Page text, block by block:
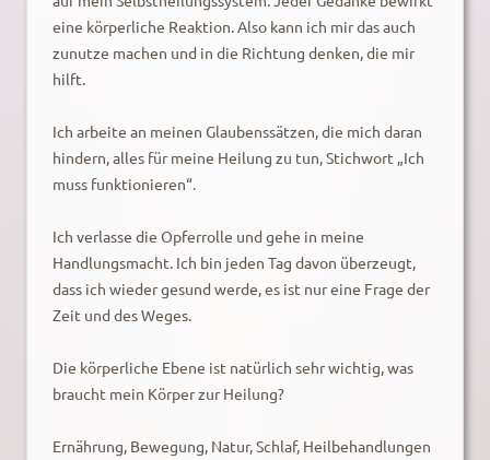
eine körperliche Reaktion. Also kann ich mir das auch
zunutze machen und in die Richtung denken, die mir
hilft.
Ich arbeite an meinen Glaubenssätzen, die mich daran
hindern, alles für meine Heilung zu tun, Stichwort „Ich
muss funktionieren“.
Ich verlasse die Opferrolle und gehe in meine
Handlungsmacht. Ich bin jeden Tag davon überzeugt,
dass ich wieder gesund werde, es ist nur eine Frage der
Zeit und des Weges.
Die körperliche Ebene ist natürlich sehr wichtig, was
braucht mein Körper zur Heilung?
Ernährung, Bewegung, Natur, Schlaf, Heilbehandlungen